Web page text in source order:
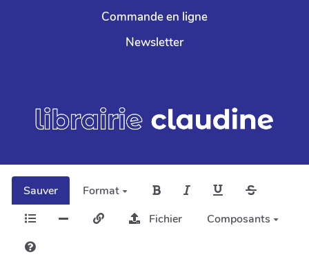
Commande en ligne
Newsletter
Sauver
Format
Fichier
Composants